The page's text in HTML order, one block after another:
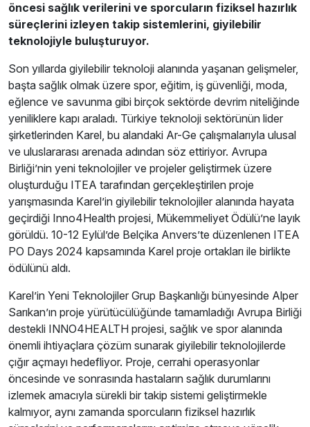
öncesi sağlık verilerini ve sporcuların fiziksel hazırlık
süreçlerini izleyen takip sistemlerini, giyilebilir
teknolojiyle buluşturuyor.
Son yıllarda giyilebilir teknoloji alanında yaşanan gelişmeler,
başta sağlık olmak üzere spor, eğitim, iş güvenliği, moda,
eğlence ve savunma gibi birçok sektörde devrim niteliğinde
yeniliklere kapı araladı. Türkiye teknoloji sektörünün lider
şirketlerinden Karel, bu alandaki Ar-Ge çalışmalarıyla ulusal
ve uluslararası arenada adından söz ettiriyor. Avrupa
Birliği’nin yeni teknolojiler ve projeler geliştirmek üzere
oluşturduğu ITEA tarafından gerçekleştirilen proje
yarışmasında Karel’in giyilebilir teknolojiler alanında hayata
geçirdiği Inno4Health projesi, Mükemmeliyet Ödülü’ne layık
görüldü. 10-12 Eylül’de Belçika Anvers’te düzenlenen ITEA
PO Days 2024 kapsamında Karel proje ortakları ile birlikte
ödülünü aldı.
Karel’in Yeni Teknolojiler Grup Başkanlığı bünyesinde Alper
Sarıkan’ın proje yürütücülüğünde tamamladığı Avrupa Birliği
destekli INNO4HEALTH projesi, sağlık ve spor alanında
önemli ihtiyaçlara çözüm sunarak giyilebilir teknolojilerde
çığır açmayı hedefliyor. Proje, cerrahi operasyonlar
öncesinde ve sonrasında hastaların sağlık durumlarını
izlemek amacıyla sürekli bir takip sistemi geliştirmekle
kalmıyor, aynı zamanda sporcuların fiziksel hazırlık